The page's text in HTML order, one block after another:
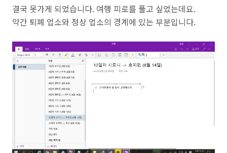
결국 못가게 되었습니다. 여행 피로를 풀고 싶었는데요.
약간 퇴폐 업소와 정상 업소의 경계에 있는 부분입니다.